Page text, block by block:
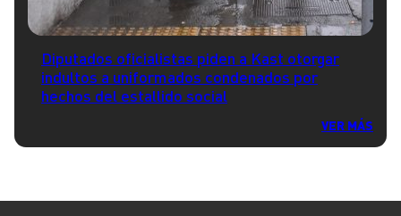
Diputados oficialistas piden a Kast otorgar
indultos a uniformados condenados por
hechos del estallido social
VER MÁS